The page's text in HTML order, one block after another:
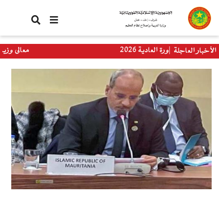
تجاوز
إلى
المحتوى
الرئيسي
الأخبار العاجلة
الدورة العادية 2026
معالي وزيرة